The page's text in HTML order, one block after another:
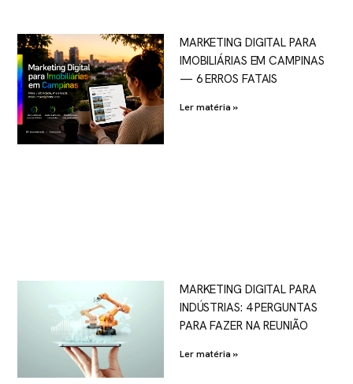
MARKETING DIGITAL PARA
IMOBILIÁRIAS EM CAMPINAS
— 6 ERROS FATAIS
Ler matéria »
MARKETING DIGITAL PARA
INDÚSTRIAS: 4 PERGUNTAS
PARA FAZER NA REUNIÃO
Ler matéria »